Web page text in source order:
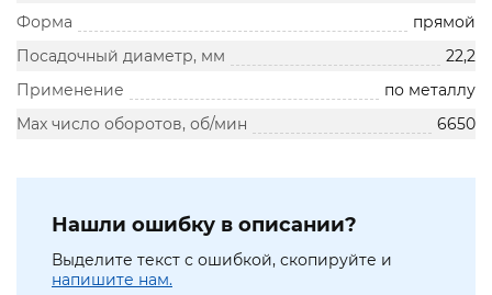
Форма
прямой
Посадочный диаметр, мм
22,2
Применение
по металлу
Max число оборотов, об/мин
6650
Нашли ошибку в описании?
Выделите текст с ошибкой, скопируйте и
напишите нам.